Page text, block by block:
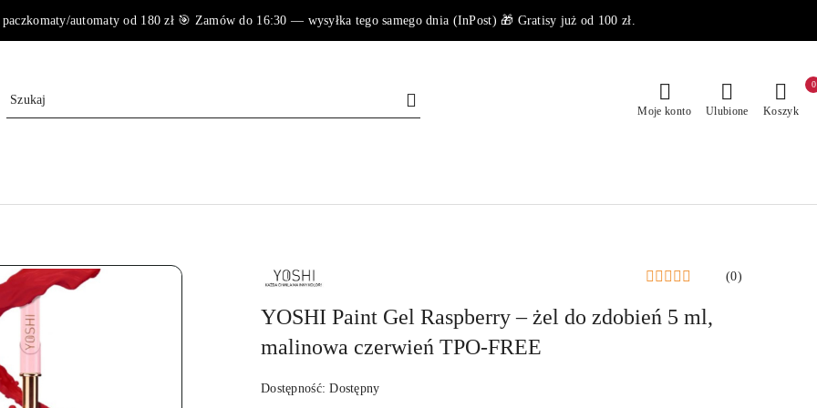
paczkomaty/automaty od 180 zł 🎯 Zamów do 16:30 — wysyłka tego samego dnia (InPost) 🎁 Gratisy już od 100 zł.
Moje konto Ulubione Koszyk
0
NAZWA
PRODUCENTA:
(0)
YOSHI Paint Gel Raspberry – żel do zdobień 5 ml,
malinowa czerwień TPO-FREE
Dostępność:Dostępny